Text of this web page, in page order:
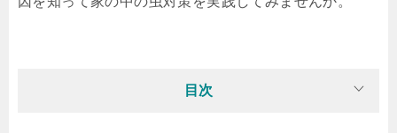
目次